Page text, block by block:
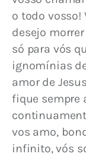
o todo vosso!
desejo
só para vós
ignomínias
amor de
fique sempre
vos amo,
infinito, vós